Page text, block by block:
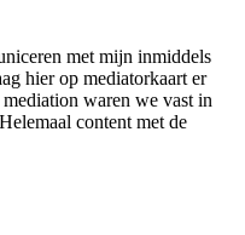
met mijn inmiddels
hier op mediatorkaart er
waren we vast in
content met de